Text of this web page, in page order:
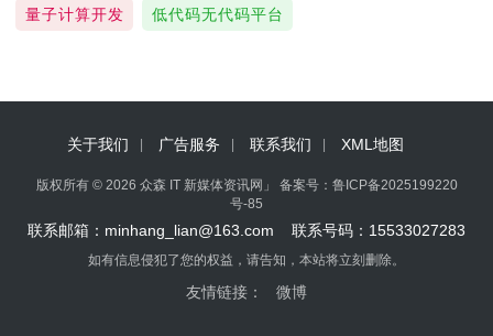
量子计算开发 低代码无代码平台
关于我们 广告服务 联系我们 XML地图
版权所有 © 2026 众森 IT 新媒体资讯网」 备案号： 鲁ICP备2025199220
号-85
联系邮箱：minhang_lian@163.com 联系号码：15533027283
如有信息侵犯了您的权益，请告知，本站将立刻删除。
友情链接： 微博